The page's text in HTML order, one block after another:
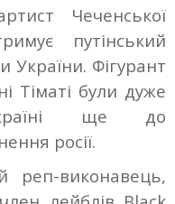
Чеченської
путінський
України. Фігурант
Тіматі були дуже
ще до
росії.
реп-виконавець,